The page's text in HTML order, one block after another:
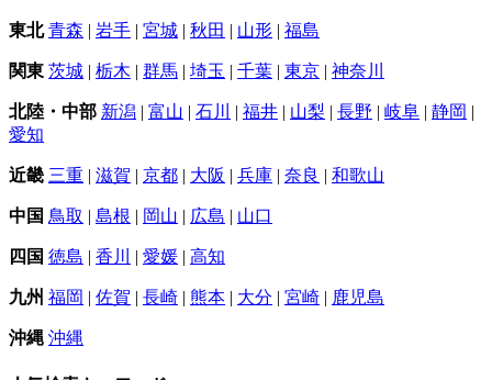
東北 青森 | 岩手 | 宮城 | 秋田 | 山形 | 福島
関東 茨城 | 栃木 | 群馬 | 埼玉 | 千葉 | 東京 | 神奈川
北陸・中部 新潟 | 富山 | 石川 | 福井 | 山梨 | 長野 | 岐阜 | 静岡 |
愛知
近畿 三重 | 滋賀 | 京都 | 大阪 | 兵庫 | 奈良 | 和歌山
中国 鳥取 | 島根 | 岡山 | 広島 | 山口
四国 徳島 | 香川 | 愛媛 | 高知
九州 福岡 | 佐賀 | 長崎 | 熊本 | 大分 | 宮崎 | 鹿児島
沖縄 沖縄